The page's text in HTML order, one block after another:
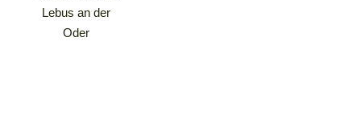
Lebus an der
Oder